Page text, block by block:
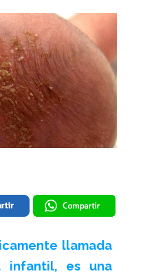
llamada
infantil, es una